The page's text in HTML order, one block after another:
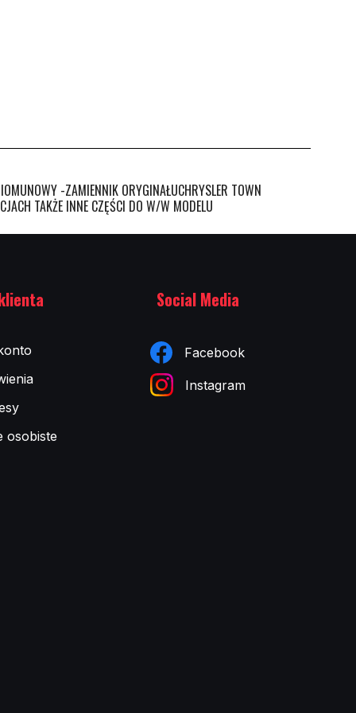
-ZAMIENNIK ORYGINAŁUCHRYSLER TOWN
TAKŻE INNE CZĘŚCI DO W/W MODELU
osobiste
Social Media
Facebook
Instagram